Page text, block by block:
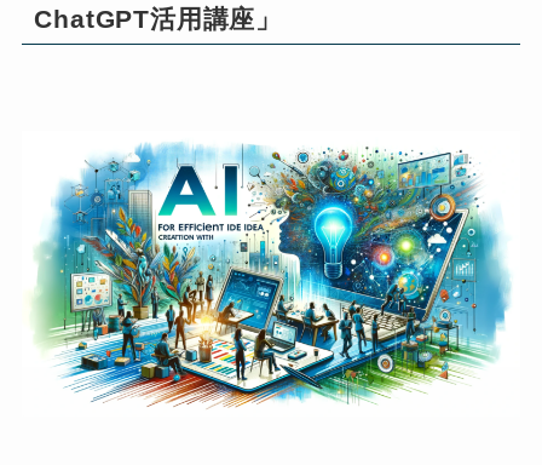
ChatGPT活用講座」